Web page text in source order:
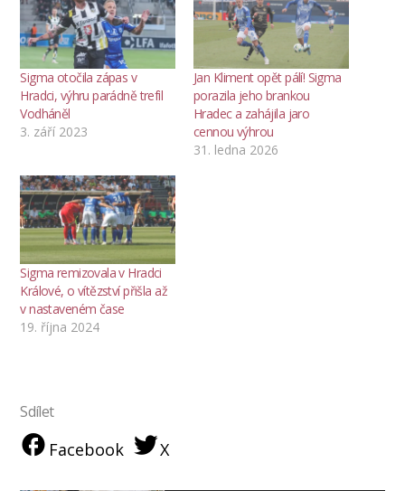
Sigma otočila zápas v
Hradci, výhru parádně trefil
Vodháněl
3. září 2023
Jan Kliment opět pálí! Sigma
porazila jeho brankou
Hradec a zahájila jaro
cennou výhrou
31. ledna 2026
Sigma remizovala v Hradci
Králové, o vítězství přišla až
v nastaveném čase
19. října 2024
Sdílet
Facebook X